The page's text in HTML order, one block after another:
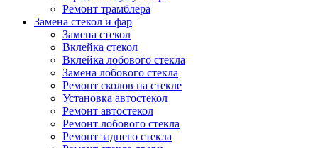
Ремонт трамблера
Замена стекол и фар
Замена стекол
Вклейка стекол
Вклейка лобового стекла
Замена лобового стекла
Ремонт сколов на стекле
Установка автостекол
Ремонт автостекол
Ремонт лобового стекла
Ремонт заднего стекла